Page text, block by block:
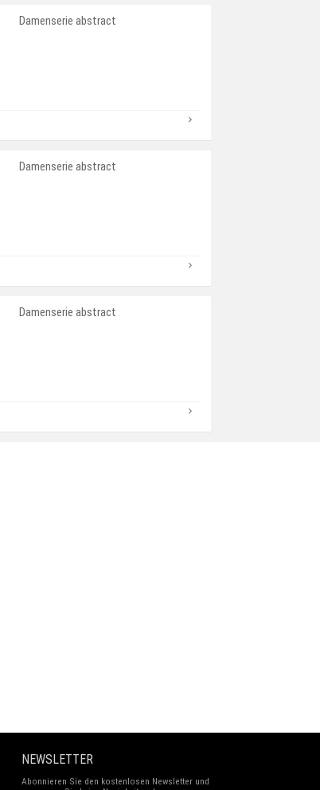
Damenserie abstract
Damenserie abstract
Damenserie abstract
NEWSLETTER
Abonnieren Sie den kostenlosen Newsletter und